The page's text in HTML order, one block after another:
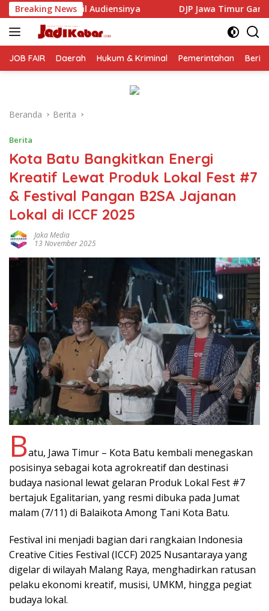
Langsung
ke
konten
Breaking News
DJP Jawa Timur Gandeng GP Ansor Tingkatkan
JOB FAIR Daerah Hukum & Kriminal Pemerintahan
Beranda Berita
Berita
Kota Batu Bangkitkan Energi
Kreatif Lewat Produk Lokal Fest #7
& Festival Pangan B2SA Jajanan
Lokal di ICCF 2025
Jaka Media
13 November 2025
Batu, Jawa Timur – Kota Batu kembali menegaskan
posisinya sebagai kota agrokreatif dan destinasi
budaya nasional lewat gelaran Produk Lokal Fest #7
bertajuk Egalitarian, yang resmi dibuka pada Jumat
malam (7/11) di Balaikota Among Tani Kota Batu.
Festival ini menjadi bagian dari rangkaian Indonesia
Creative Cities Festival (ICCF) 2025 Nusantaraya yang
digelar di wilayah Malang Raya, menghadirkan ratusan
pelaku ekonomi kreatif, musisi, UMKM, hingga pegiat
budaya lokal.